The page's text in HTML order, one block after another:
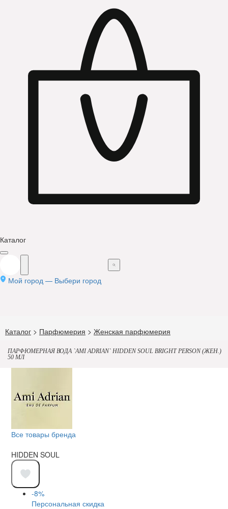
Каталог
Мой город — Выбери город
Каталог > Парфюмерия > Женская парфюмерия
ПАРФЮМЕРНАЯ ВОДА `AMI ADRIAN` HIDDEN SOUL BRIGHT PERSON (ЖЕН.)
50 МЛ
Все товары бренда
HIDDEN SOUL
-8%
Персональная скидка